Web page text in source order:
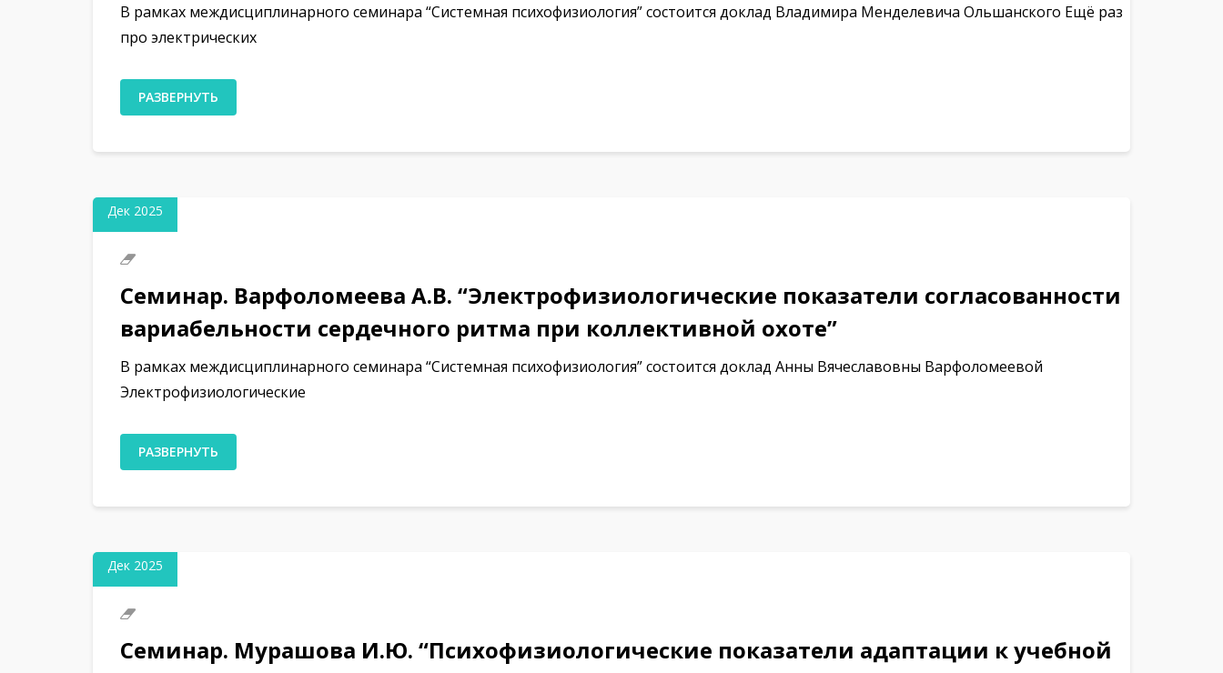
В рамках междисциплинарного семинара “Системная психофизиология” состоится доклад Владимира Менделевича Ольшанского Ещё раз
про электрических
РАЗВЕРНУТЬ
Дек 2025
Семинар. Варфоломеева А.В. “Электрофизиологические показатели согласованности
вариабельности сердечного ритма при коллективной охоте”
В рамках междисциплинарного семинара “Системная психофизиология” состоится доклад Анны Вячеславовны Варфоломеевой
Электрофизиологические
РАЗВЕРНУТЬ
Дек 2025
Семинар. Мурашова И.Ю. “Психофизиологические показатели адаптации к учебной